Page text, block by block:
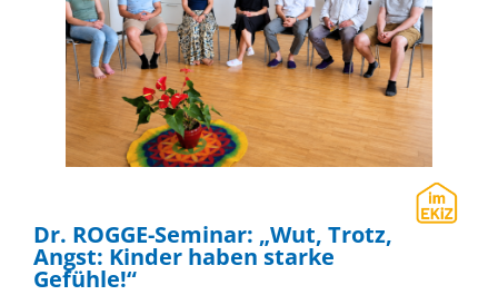
Dr. ROGGE-Seminar: „Wut, Trotz,
Angst: Kinder haben starke
Gefühle!“